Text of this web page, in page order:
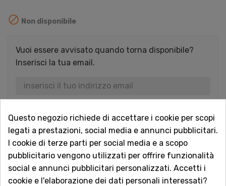
 Non disponibile
Vuoi essere avvisato quando torna disponibile?
Inserisci la tua email.
AVVISAMI QUANDO DISPONIBILE
Acquista in totale sicurezza
Dal 1957 a Catania. Clicca e leggi le oltre
1.000 recensioni dei nostri clienti.
Questo negozio richiede di accettare i cookie per scopi
legati a prestazioni, social media e annunci pubblicitari.
I cookie di terze parti per social media e a scopo
pubblicitario vengono utilizzati per offrire funzionalità
social e annunci pubblicitari personalizzati. Accetti i
cookie e l'elaborazione dei dati personali interessati?